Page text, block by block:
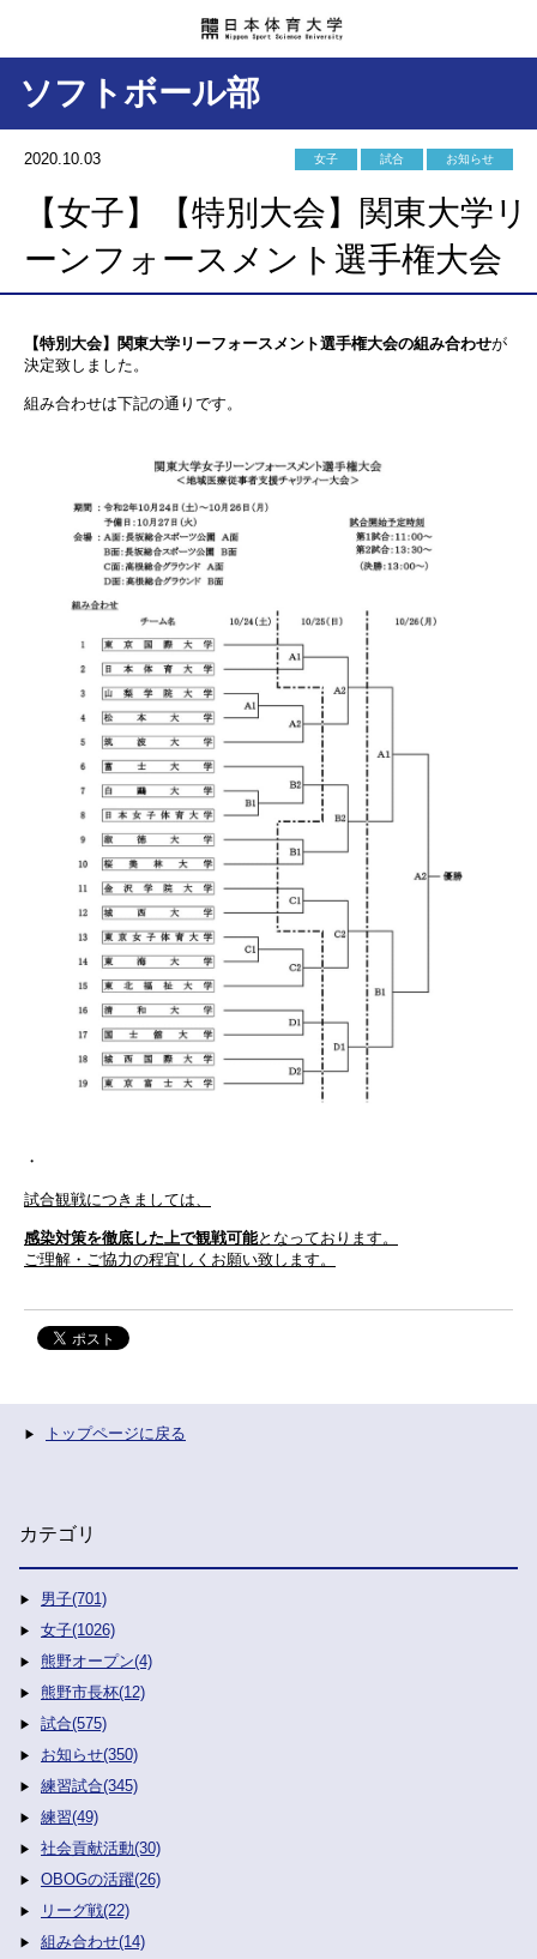
ソフトボール部
2020.10.03 女子 試合 お知らせ
【女子】【特別大会】関東大学リ
ーンフォースメント選手権大会
【特別大会】関東大学リーフォースメント選手権大会の組み合わせが
決定致しました。
組み合わせは下記の通りです。
・
試合観戦につきましては、
感染対策を徹底した上で観戦可能となっております。
ご理解・ご協力の程宜しくお願い致します。
トップページに戻る
カテゴリ
男子(701)
女子(1026)
熊野オープン(4)
熊野市長杯(12)
試合(575)
お知らせ(350)
練習試合(345)
練習(49)
社会貢献活動(30)
OBOGの活躍(26)
リーグ戦(22)
組み合わせ(14)